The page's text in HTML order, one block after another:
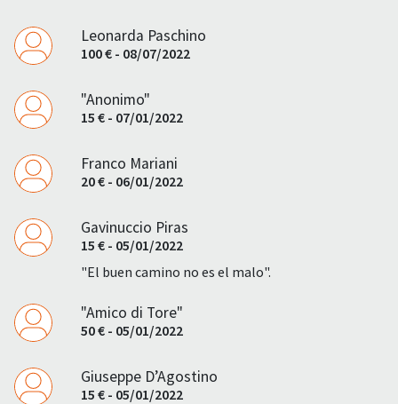
Leonarda Paschino
100 € - 08/07/2022
"Anonimo"
15 € - 07/01/2022
Franco Mariani
20 € - 06/01/2022
Gavinuccio Piras
15 € - 05/01/2022
"El buen camino no es el malo".
"Amico di Tore"
50 € - 05/01/2022
Giuseppe D’Agostino
15 € - 05/01/2022